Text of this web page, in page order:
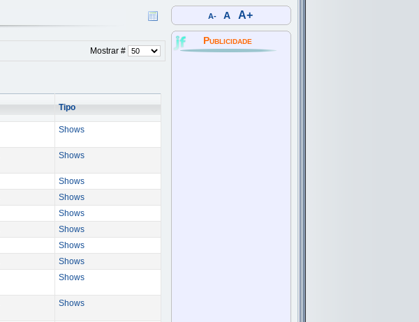
Mostrar #
Tipo
Shows
Shows
Shows
Shows
Shows
Shows
Shows
Shows
Shows
Shows
A- A A+
Publicidade